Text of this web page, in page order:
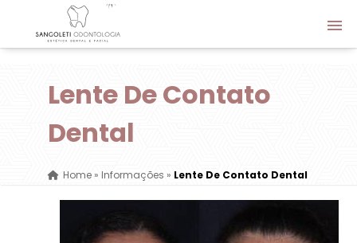
Lente De Contato
Dental
Home» Informações » Lente De Contato Dental